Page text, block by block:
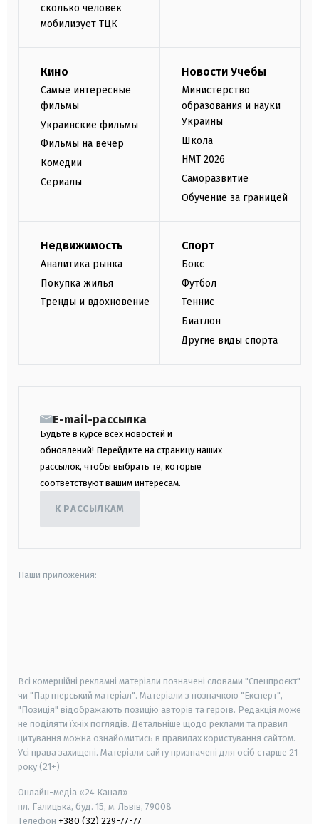
сколько человек
мобилизует ТЦК
Кино
Самые интересные
фильмы
Украинские фильмы
Фильмы на вечер
Комедии
Сериалы
Новости Учебы
Министерство
образования и науки
Украины
Школа
НМТ 2026
Саморазвитие
Обучение за границей
Недвижимость
Аналитика рынка
Покупка жилья
Тренды и вдохновение
Спорт
Бокс
Футбол
Теннис
Биатлон
Другие виды спорта
E-mail-рассылка
Будьте в курсе всех новостей и
обновлений! Перейдите на страницу наших
рассылок, чтобы выбрать те, которые
соответствуют вашим интересам.
К РАССЫЛКАМ
Наши приложения:
Всі комерційні рекламні матеріали позначені словами "Спецпроєкт"
чи "Партнерський матеріал". Матеріали з позначкою "Експерт",
"Позиція" відображають позицію авторів та героїв. Редакція може
не поділяти їхніх поглядів. Детальніше щодо реклами та правил
цитування можна ознайомитись в правилах користування сайтом.
Усі права захищені. Матеріали сайту призначені для осіб старше 21
року (21+)
Онлайн-медіа «24 Канал»
пл. Галицька, буд. 15, м. Львів, 79008
Телефон +380 (32) 229-77-77